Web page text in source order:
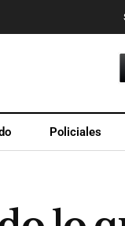
Policiales